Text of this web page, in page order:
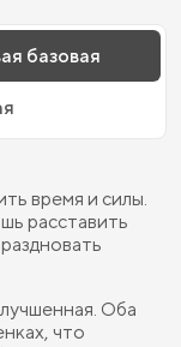
базовая
время и силы.
расставить
Оба
что